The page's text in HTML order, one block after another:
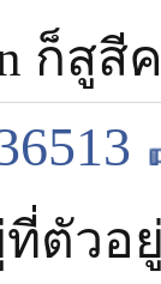
ก็สูสี
ตัว